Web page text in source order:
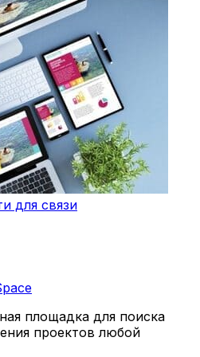
для связи
площадка для поиска
проектов любой